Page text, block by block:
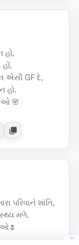
હો,
એસી GF દે,
હો.
🌸
પરિવાને શાંતિ,
મળે.